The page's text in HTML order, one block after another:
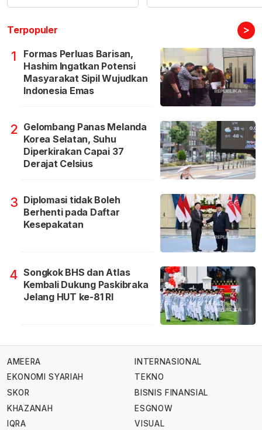
Terpopuler >
1
Formas Perluas Barisan,
Hashim Ingatkan Potensi
Masyarakat Sipil Wujudkan
Indonesia Emas
2 Gelombang Panas Melanda
Korea Selatan, Suhu
Diperkirakan Capai 37
Derajat Celsius
3 Diplomasi tidak Boleh
Berhenti pada Daftar
Kesepakatan
4 Songkok BHS dan Atlas
Kembali Dukung Paskibraka
Jelang HUT ke-81 RI
AMEERA
EKONOMI SYARIAH
SKOR
KHAZANAH
IQRA
INTERNASIONAL
TEKNO
BISNIS FINANSIAL
ESGNOW
VISUAL